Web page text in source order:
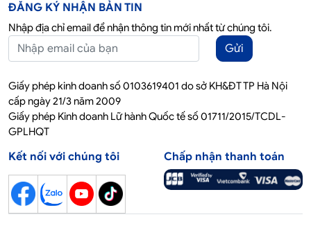
ĐĂNG KÝ NHẬN BẢN TIN
Nhập địa chỉ email để nhận thông tin mới nhất từ chúng tôi.
Gửi
Giấy phép kinh doanh số 0103619401 do sở KH&ĐT TP Hà Nội
cấp ngày 21/3 năm 2009
Giấy phép Kinh doanh Lữ hành Quốc tế số 01711/2015/TCDL-
GPLHQT
Kết nối với chúng tôi Chấp nhận thanh toán